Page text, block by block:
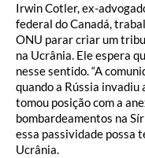
Irwin Cotler, ex-
federal do Canadá,
ONU parar criar um
na Ucrânia. Ele espera
nesse sentido. “A
quando a Rússia invadiu
tomou posição com a
bombardeamentos na
essa passividade possa
Ucrânia.